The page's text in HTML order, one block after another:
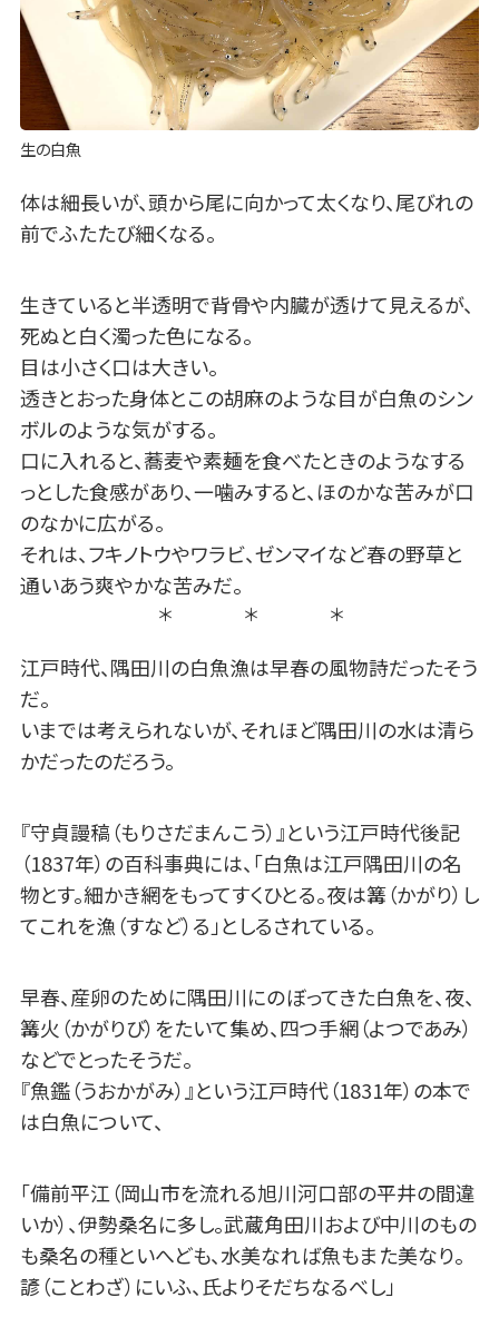
生の白魚
体は細長いが、頭から尾に向かって太くなり、尾びれの
前でふたたび細くなる。
生きていると半透明で背骨や内臓が透けて見えるが、
死ぬと白く濁った色になる。
目は小さく口は大きい。
透きとおった身体とこの胡麻のような目が白魚のシン
ボルのような気がする。
口に入れると、蕎麦や素麺を食べたときのようなする
っとした食感があり、一噛みすると、ほのかな苦みが口
のなかに広がる。
それは、フキノトウやワラビ、ゼンマイなど春の野草と
通いあう爽やかな苦みだ。
＊ ＊ ＊
江戸時代、隅田川の白魚漁は早春の風物詩だったそう
だ。
いまでは考えられないが、それほど隅田川の水は清ら
かだったのだろう。
『守貞謾稿（もりさだまんこう）』という江戸時代後記
（1837年）の百科事典には、「白魚は江戸隅田川の名
物とす。細かき網をもってすくひとる。夜は篝（かがり）し
てこれを漁（すなど）る」としるされている。
早春、産卵のために隅田川にのぼってきた白魚を、夜、
篝火（かがりび）をたいて集め、四つ手網（よつであみ）
などでとったそうだ。
『魚鑑（うおかがみ）』という江戸時代（1831年）の本で
は白魚について、
「備前平江（岡山市を流れる旭川河口部の平井の間違
いか）、伊勢桑名に多し。武蔵角田川および中川のもの
も桑名の種といへども、水美なれば魚もまた美なり。
諺（ことわざ）にいふ、氏よりそだちなるべし」